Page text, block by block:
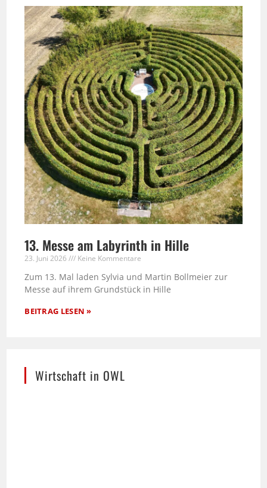
13. Messe am Labyrinth in Hille
23. Juni 2026 Keine Kommentare
Zum 13. Mal laden Sylvia und Martin Bollmeier zur
Messe auf ihrem Grundstück in Hille
BEITRAG LESEN »
Wirtschaft in OWL